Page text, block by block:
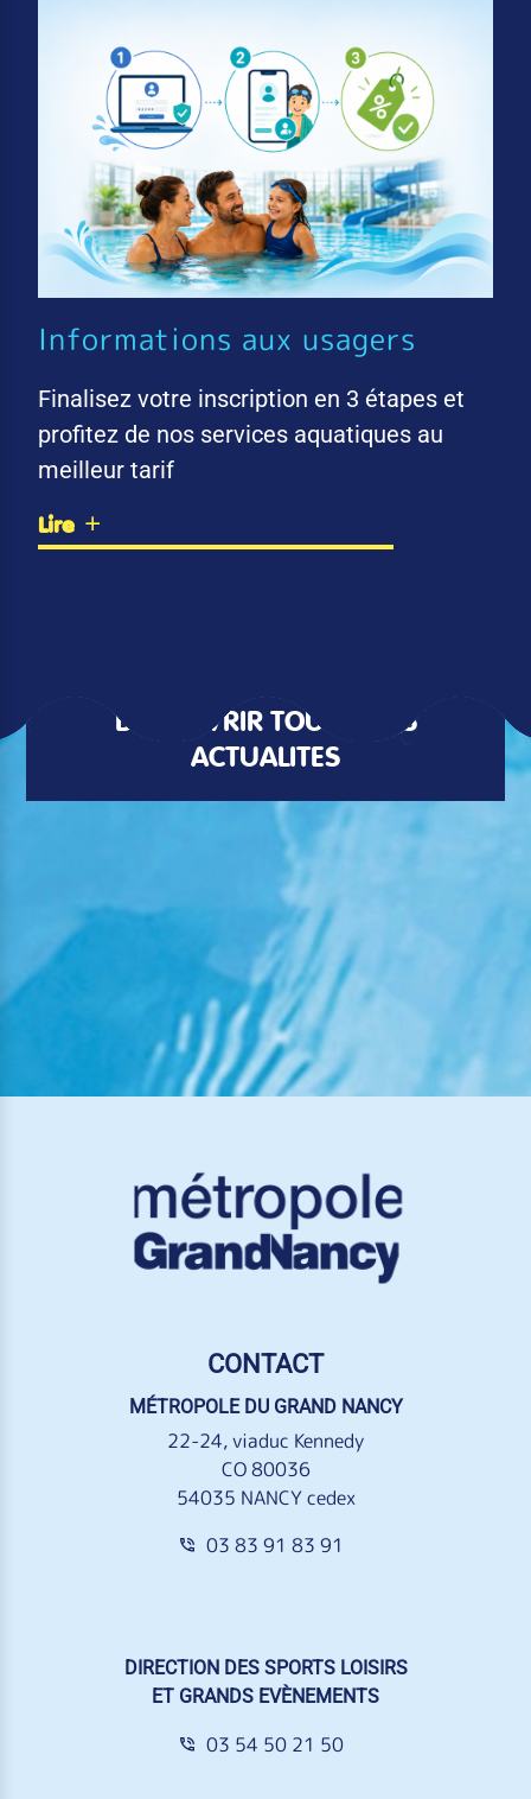
Informations aux usagers
Finalisez votre inscription en 3 étapes et
profitez de nos services aquatiques au
meilleur tarif
Lire
DÉCOUVRIR TOUTES LES
ACTUALITÉS
CONTACT
MÉTROPOLE DU GRAND NANCY
22-24, viaduc Kennedy
CO 80036
54035 NANCY cedex
03 83 91 83 91
DIRECTION DES SPORTS LOISIRS
ET GRANDS EVÈNEMENTS
03 54 50 21 50